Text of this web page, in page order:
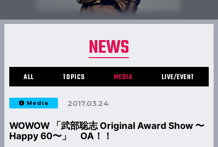
NEWS
ALL TOPICS MEDIA LIVE/EVENT
Media 2017.03.24
WOWOW 「武部聡志 Original Award Show 〜
Happy 60〜」 OA！！